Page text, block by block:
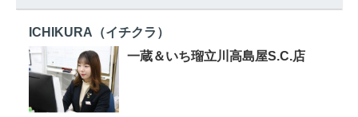
ICHIKURA（イチクラ）
一蔵＆いち瑠立川高島屋S.C.店